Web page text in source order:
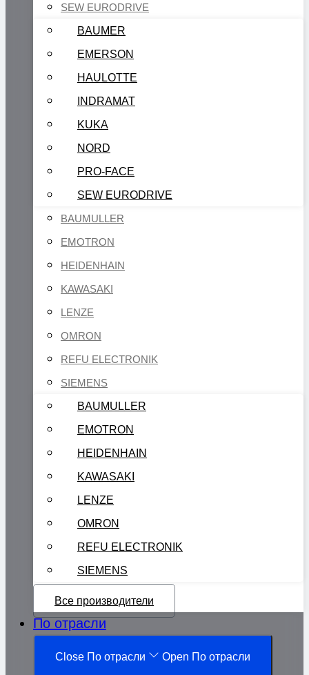
SEW EURODRIVE
BAUMER
EMERSON
HAULOTTE
INDRAMAT
KUKA
NORD
PRO-FACE
SEW EURODRIVE
BAUMULLER
EMOTRON
HEIDENHAIN
KAWASAKI
LENZE
OMRON
REFU ELECTRONIK
SIEMENS
BAUMULLER
EMOTRON
HEIDENHAIN
KAWASAKI
LENZE
OMRON
REFU ELECTRONIK
SIEMENS
Все производители
По отрасли
Close По отрасли Open По отрасли